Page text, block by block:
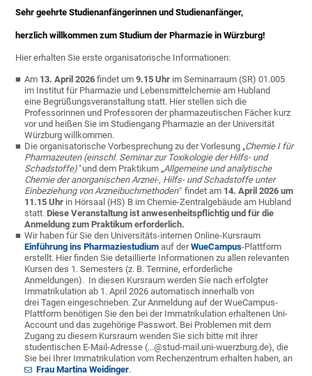
Sehr geehrte Studienanfängerinnen und Studienanfänger,
herzlich willkommen zum Studium der Pharmazie in Würzburg!
Hier erhalten Sie erste organisatorische Informationen:
Am 13. April 2026 findet um9.15 Uhr im Seminarraum (SR) 01.005
im Institut für Pharmazie und Lebensmittelchemie am Hubland
eine Begrüßungsveranstaltung statt. Hier stellen sich die
Professorinnen und Professoren der pharmazeutischen Fächer kurz
vor und heißen Sie im Studiengang Pharmazie an der Universität
Würzburg willkommen.
Die organisatorische Vorbesprechung zu der Vorlesung „Chemie I für
Pharmazeuten (einschl. Seminar zur Toxikologie der Hilfs- und
Schadstoffe)"und dem Praktikum „Allgemeine und analytische
Chemie der anorganischen Arznei-, Hilfs- und Schadstoffe unter
Einbeziehung von Arzneibuchmethoden"findet am 14. April 2026 um
11.15 Uhr in Hörsaal (HS) B im Chemie-Zentralgebäude am Hubland
statt.Diese Veranstaltung ist anwesenheitspflichtig und für die
Anmeldung zum Praktikum erforderlich.
Wir haben für Sie den Universitäts-internen Online-Kursraum
Einführung ins Pharmaziestudium auf derWueCampus-Plattform
erstellt. Hier finden Sie detaillierte Informationen zu allen relevanten
Kursen des 1. Semesters (z. B. Termine, erforderliche
Anmeldungen). In diesen Kursraum werden Sie nach erfolgter
Immatrikulation ab 1. April 2026 automatisch innerhalb von
drei Tagen eingeschrieben. Zur Anmeldung auf der WueCampus-
Plattform benötigen Sie den bei der Immatrikulation erhaltenen Uni-
Account und das zugehörige Passwort. Bei Problemen mit dem
Zugang zu diesem Kursraum wenden Sie sich bitte mit ihrer
studentischen E-Mail-Adresse (...@stud-mail.uni-wuerzburg.de), die
Sie bei Ihrer Immatrikulation vom Rechenzentrum erhalten haben, an
Frau Martina Weidinger.